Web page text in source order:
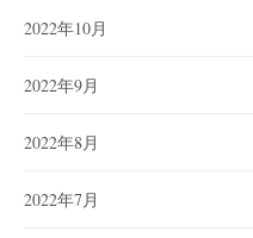
2022年10月
2022年9月
2022年8月
2022年7月